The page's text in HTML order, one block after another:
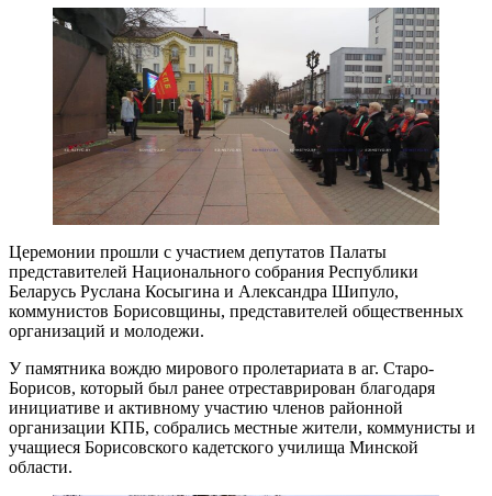
Церемонии прошли с участием депутатов Палаты
представителей Национального собрания Республики
Беларусь Руслана Косыгина и Александра Шипуло,
коммунистов Борисовщины, представителей общественных
организаций и молодежи.
У памятника вождю мирового пролетариата в аг. Старо-
Борисов, который был ранее отреставрирован благодаря
инициативе и активному участию членов районной
организации КПБ, собрались местные жители, коммунисты и
учащиеся Борисовского кадетского училища Минской
области.